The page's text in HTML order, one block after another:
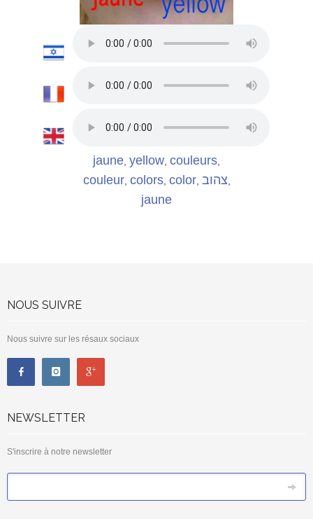
jaune yellow couleurs
couleur, colors, color, צהוב
jaune
NOUS SUIVRE
Nous suivre sur les résaux sociaux
NEWSLETTER
S'inscrire à notre newsletter